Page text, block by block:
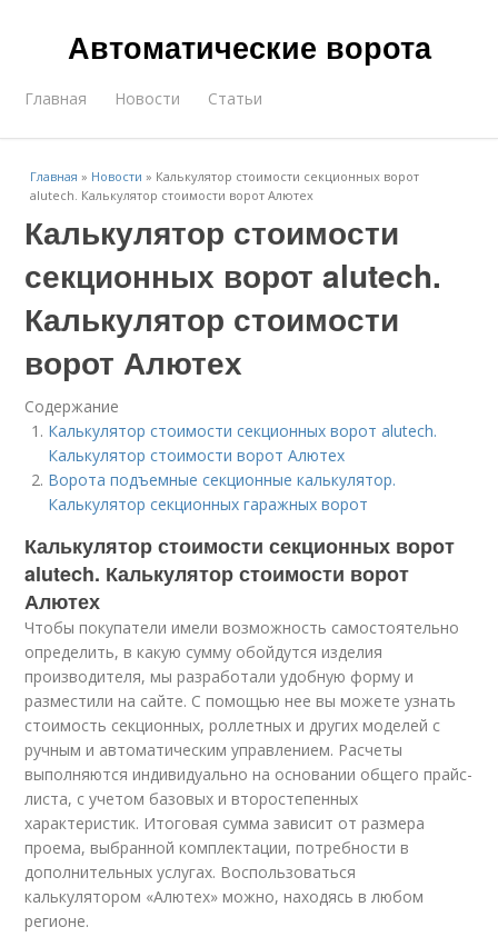
Автоматические ворота
Главная Новости Статьи
Главная » Новости » Калькулятор стоимости секционных ворот
alutech. Калькулятор стоимости ворот Алютех
Калькулятор стоимости
секционных ворот alutech.
Калькулятор стоимости
ворот Алютех
Содержание
Калькулятор стоимости секционных ворот alutech.
Калькулятор стоимости ворот Алютех
Ворота подъемные секционные калькулятор.
Калькулятор секционных гаражных ворот
Калькулятор стоимости секционных ворот
alutech. Калькулятор стоимости ворот
Алютех
Чтобы покупатели имели возможность самостоятельно
определить, в какую сумму обойдутся изделия
производителя, мы разработали удобную форму и
разместили на сайте. С помощью нее вы можете узнать
стоимость секционных, роллетных и других моделей с
ручным и автоматическим управлением. Расчеты
выполняются индивидуально на основании общего прайс-
листа, с учетом базовых и второстепенных
характеристик. Итоговая сумма зависит от размера
проема, выбранной комплектации, потребности в
дополнительных услугах. Воспользоваться
калькулятором «Алютех» можно, находясь в любом
регионе.